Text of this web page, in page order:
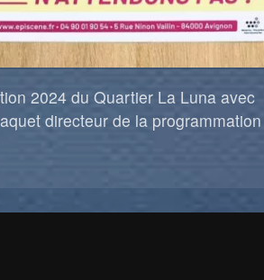
2024 du Quartier La Luna avec
directeur de la programmation